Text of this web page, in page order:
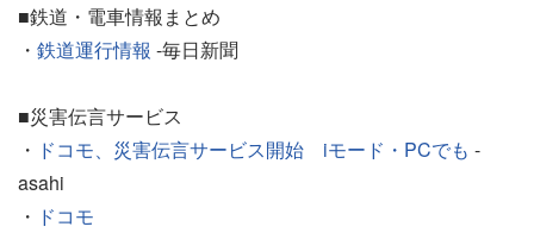
■鉄道・電車情報まとめ
・ 鉄道運行情報 -毎日新聞
■災害伝言サービス
・ ドコモ、災害伝言サービス開始 iモード・PCでも -
asahi
・ ドコモ